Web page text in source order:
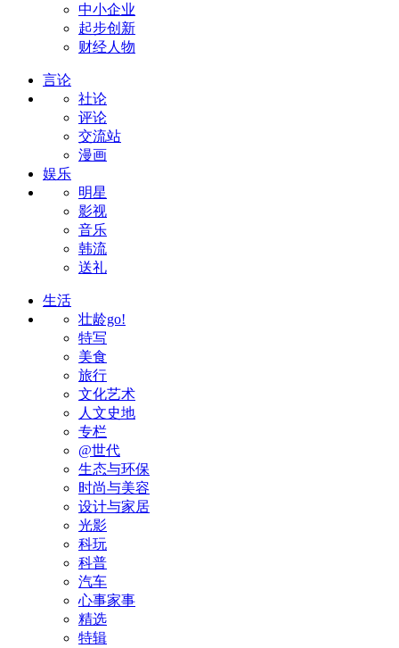
中小企业
起步创新
财经人物
言论
社论
评论
交流站
漫画
娱乐
明星
影视
音乐
韩流
送礼
生活
壮龄go!
特写
美食
旅行
文化艺术
人文史地
专栏
@世代
生态与环保
时尚与美容
设计与家居
光影
科玩
科普
汽车
心事家事
精选
特辑